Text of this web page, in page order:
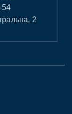
54
2